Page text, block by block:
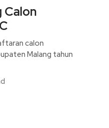
Calon
calon
Malang tahun